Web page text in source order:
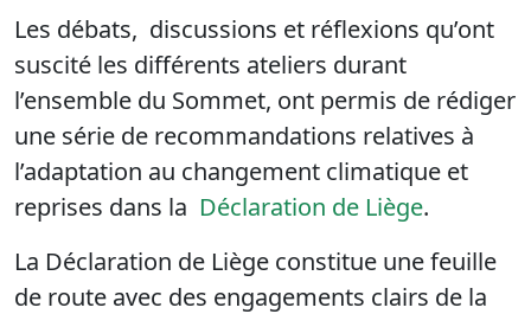
Les débats, discussions et réflexions qu’ont
suscité les différents ateliers durant
l’ensemble du Sommet, ont permis de rédiger
une série de recommandations relatives à
l’adaptation au changement climatique et
reprises dans la Déclaration de Liège.
La Déclaration de Liège constitue une feuille
de route avec des engagements clairs de la